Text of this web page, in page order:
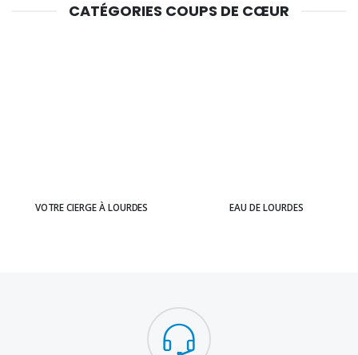
CATÉGORIES COUPS DE CŒUR
VOTRE CIERGE À LOURDES EAU DE LOURDES